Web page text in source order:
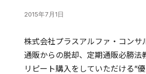
2015年7月1日
株式会社プラスアルファ・コン
通販からの脱却、定期通販必勝法
リピート購入をしていただける”